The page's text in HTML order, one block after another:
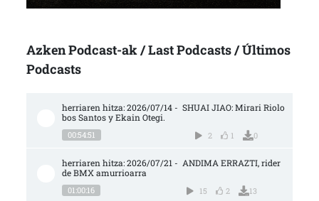
Azken Podcast-ak / Last Podcasts / Últimos
Podcasts
herriaren hitza: 2026/07/14 -  SHUAI JIAO: Mirari Riolo
bos Santos y Ekain Otegi.
00:54:51 2 1 0
herriaren hitza: 2026/07/21 -  ANDIMA ERRAZTI, rider
de BMX amurrioarra
01:00:16 15 2 13